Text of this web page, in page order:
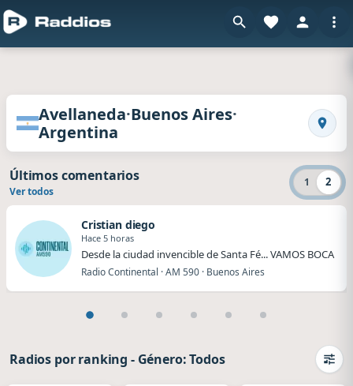
Radios de Avellaneda · Buenos Aires ·
Avellaneda·Buenos Aires·
Argentina
1 2
Últimos comentarios
Ver todos
Cristian diego
Hace 5 horas
Desde la ciudad invencible de Santa Fé... VAMOS BOCA
Radio Continental · AM 590 · Buenos Aires
Radios por ranking - Género: Todos